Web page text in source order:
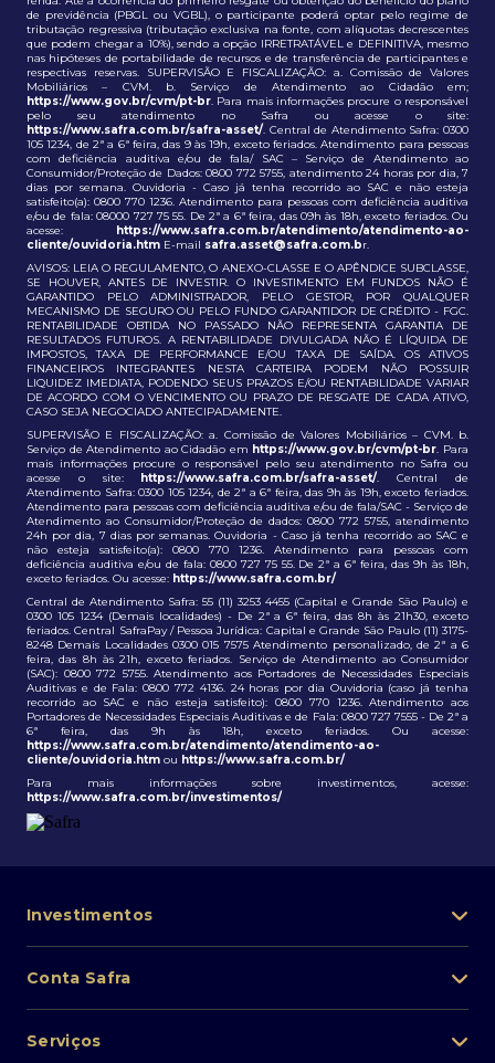
de previdência (PBGL ou VGBL), o participante poderá optar pelo regime de
tributação regressiva (tributação exclusiva na fonte, com alíquotas decrescentes
que podem chegar a 10%), sendo a opção IRRETRATÁVEL e DEFINITIVA, mesmo
nas hipóteses de portabilidade de recursos e de transferência de participantes e
respectivas reservas. SUPERVISÃO E FISCALIZAÇÃO: a. Comissão de Valores
Mobiliários – CVM. b. Serviço de Atendimento ao Cidadão em;
https://www.gov.br/cvm/pt-br. Para mais informações procure o responsável
pelo seu atendimento no Safra ou acesse o site:
https://www.safra.com.br/safra-asset/. Central de Atendimento Safra: 0300
105 1234, de 2ª a 6ª feira, das 9 às 19h, exceto feriados. Atendimento para pessoas
com deficiência auditiva e/ou de fala/ SAC – Serviço de Atendimento ao
Consumidor/Proteção de Dados: 0800 772 5755, atendimento 24 horas por dia, 7
dias por semana. Ouvidoria - Caso já tenha recorrido ao SAC e não esteja
satisfeito(a): 0800 770 1236. Atendimento para pessoas com deficiência auditiva
e/ou de fala: 08000 727 75 55. De 2ª a 6ª feira, das 09h às 18h, exceto feriados. Ou
acesse: https://www.safra.com.br/atendimento/atendimento-ao-
cliente/ouvidoria.htm E-mail safra.asset@safra.com.br.
AVISOS: LEIA O REGULAMENTO, O ANEXO-CLASSE E O APÊNDICE SUBCLASSE,
SE HOUVER, ANTES DE INVESTIR. O INVESTIMENTO EM FUNDOS NÃO É
GARANTIDO PELO ADMINISTRADOR, PELO GESTOR, POR QUALQUER
MECANISMO DE SEGURO OU PELO FUNDO GARANTIDOR DE CRÉDITO - FGC.
RENTABILIDADE OBTIDA NO PASSADO NÃO REPRESENTA GARANTIA DE
RESULTADOS FUTUROS. A RENTABILIDADE DIVULGADA NÃO É LÍQUIDA DE
IMPOSTOS, TAXA DE PERFORMANCE E/OU TAXA DE SAÍDA. OS ATIVOS
FINANCEIROS INTEGRANTES NESTA CARTEIRA PODEM NÃO POSSUIR
LIQUIDEZ IMEDIATA, PODENDO SEUS PRAZOS E/OU RENTABILIDADE VARIAR
DE ACORDO COM O VENCIMENTO OU PRAZO DE RESGATE DE CADA ATIVO,
CASO SEJA NEGOCIADO ANTECIPADAMENTE.
SUPERVISÃO E FISCALIZAÇÃO: a. Comissão de Valores Mobiliários – CVM. b.
Serviço de Atendimento ao Cidadão em https://www.gov.br/cvm/pt-br. Para
mais informações procure o responsável pelo seu atendimento no Safra ou
acesse o site: https://www.safra.com.br/safra-asset/. Central de
Atendimento Safra: 0300 105 1234, de 2ª a 6ª feira, das 9h às 19h, exceto feriados.
Atendimento para pessoas com deficiência auditiva e/ou de fala/SAC - Serviço de
Atendimento ao Consumidor/Proteção de dados: 0800 772 5755, atendimento
24h por dia, 7 dias por semanas. Ouvidoria - Caso já tenha recorrido ao SAC e
não esteja satisfeito(a): 0800 770 1236. Atendimento para pessoas com
deficiência auditiva e/ou de fala: 0800 727 75 55. De 2ª a 6ª feira, das 9h às 18h,
exceto feriados. Ou acesse: https://www.safra.com.br/
Central de Atendimento Safra: 55 (11) 3253 4455 (Capital e Grande São Paulo) e
0300 105 1234 (Demais localidades) - De 2ª a 6ª feira, das 8h às 21h30, exceto
feriados. Central SafraPay / Pessoa Jurídica: Capital e Grande São Paulo (11) 3175-
8248 Demais Localidades 0300 015 7575 Atendimento personalizado, de 2ª a 6
feira, das 8h às 21h, exceto feriados. Serviço de Atendimento ao Consumidor
(SAC): 0800 772 5755. Atendimento aos Portadores de Necessidades Especiais
Auditivas e de Fala: 0800 772 4136. 24 horas por dia Ouvidoria (caso já tenha
recorrido ao SAC e não esteja satisfeito): 0800 770 1236. Atendimento aos
Portadores de Necessidades Especiais Auditivas e de Fala: 0800 727 7555 - De 2ª a
6ª feira, das 9h às 18h, exceto feriados. Ou acesse:
https://www.safra.com.br/atendimento/atendimento-ao-
cliente/ouvidoria.htm ou https://www.safra.com.br/
Para mais informações sobre investimentos, acesse:
https://www.safra.com.br/investimentos/
Investimentos
Lista de fundos de investimento
Conta Safra
Pessoa Física
Serviços